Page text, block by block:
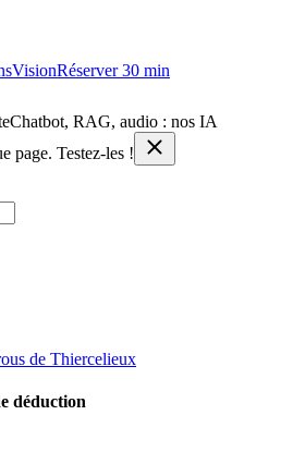
VisionRéserver 30 min
Chatbot, RAG, audio : nos IA
page. Testez-les !
de Thiercelieux
déduction